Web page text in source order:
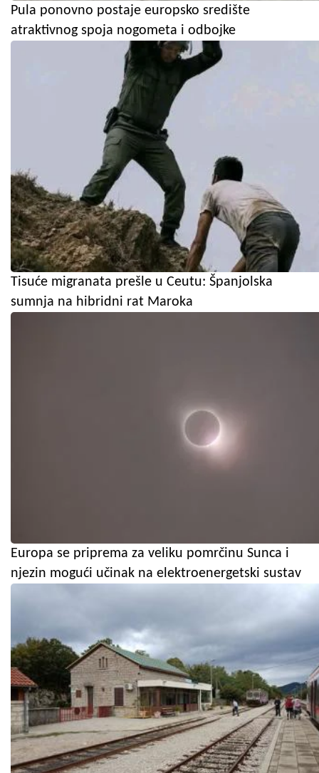
Pula ponovno postaje europsko središte
atraktivnog spoja nogometa i odbojke
Tisuće migranata prešle u Ceutu: Španjolska
sumnja na hibridni rat Maroka
Europa se priprema za veliku pomrčinu Sunca i
njezin mogući učinak na elektroenergetski sustav